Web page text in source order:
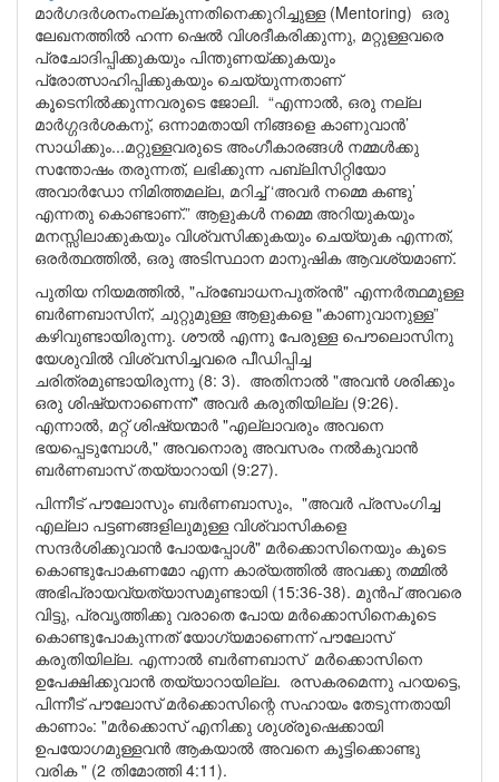
മാർഗദർശനംനല്കുന്നതിനെക്കുറിച്ചുള്ള (Mentoring) ഒരു
ലേഖനത്തിൽ ഹന്ന ഷെൽ വിശദീകരിക്കുന്നു, മറ്റുള്ളവരെ
പ്രചോദിപ്പിക്കുകയും പിന്തുണയ്ക്കുകയും
പ്രോത്സാഹിപ്പിക്കുകയും ചെയ്യുന്നതാണ്
കൂടെനിൽക്കുന്നവരുടെ ജോലി. “എന്നാൽ, ഒരു നല്ല
മാർഗ്ഗദർശകനു്, ഒന്നാമതായി നിങ്ങളെ കാണുവാൻ’
സാധിക്കും...മറ്റുള്ളവരുടെ അംഗീകാരങ്ങൾ നമ്മൾക്കു
സന്തോഷം തരുന്നത്, ലഭിക്കുന്ന പബ്ലിസിറ്റിയോ
അവാർഡോ നിമിത്തമല്ല, മറിച്ച് ‘അവർ നമ്മെ കണ്ടു’
എന്നതു കൊണ്ടാണ്.” ആളുകൾ നമ്മെ അറിയുകയും
മനസ്സിലാക്കുകയും വിശ്വസിക്കുകയും ചെയ്യുക എന്നത്,
ഒരർത്ഥത്തിൽ, ഒരു അടിസ്ഥാന മാനുഷിക ആവശ്യമാണ്.
പുതിയ നിയമത്തിൽ, "പ്രബോധനപുത്രൻ" എന്നർത്ഥമുള്ള
ബർണബാസിന്, ചുറ്റുമുള്ള ആളുകളെ "കാണുവാനുള്ള”
കഴിവുണ്ടായിരുന്നു. ശൗൽ എന്നു പേരുള്ള പൌലൊസിനു
യേശുവിൽ വിശ്വസിച്ചവരെ പീഡിപ്പിച്ച
ചരിത്രമുണ്ടായിരുന്നു (8: 3). അതിനാൽ "അവൻ ശരിക്കും
ഒരു ശിഷ്യനാണെന്ന്" അവർ കരുതിയില്ല (9:26).
എന്നാൽ, മറ്റ് ശിഷ്യന്മാർ "എല്ലാവരും അവനെ
ഭയപ്പെടുമ്പോൾ," അവനൊരു അവസരം നൽകുവാൻ
ബർണബാസ് തയ്യാറായി (9:27).
പിന്നീട് പൗലോസും ബർണബാസും, "അവർ പ്രസംഗിച്ച
എല്ലാ പട്ടണങ്ങളിലുമുള്ള വിശ്വാസികളെ
സന്ദർശിക്കുവാൻ പോയപ്പോൾ" മർക്കൊസിനെയും കൂടെ
കൊണ്ടുപോകണമോ എന്ന കാര്യത്തിൽ അവക്കു തമ്മിൽ
അഭിപ്രായവ്യത്യാസമുണ്ടായി (15:36-38). മുൻപ് അവരെ
വിട്ടു, പ്രവൃത്തിക്കു വരാതെ പോയ മർക്കൊസിനെകൂടെ
കൊണ്ടുപോകുന്നത് യോഗ്യമാണെന്ന് പൗലോസ്
കരുതിയില്ല. എന്നാൽ ബർണബാസ് മർക്കൊസിനെ
ഉപേക്ഷിക്കുവാൻ തയ്യാറായില്ല. രസകരമെന്നു പറയട്ടെ,
പിന്നീട് പൗലോസ് മർക്കൊസിന്റെ സഹായം തേടുന്നതായി
കാണാം: "മർക്കൊസ് എനിക്കു ശുശ്രൂഷെക്കായി
ഉപയോഗമുള്ളവൻ ആകയാൽ അവനെ കൂട്ടിക്കൊണ്ടു
വരിക " (2 തിമോത്തി 4:11).